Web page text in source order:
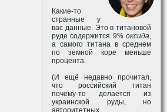
Какие-то
странные у
вас данные. Это в титановой
руде содержится 9% оксида,
а самого титана в среднем
по земной коре меньше
процента.
(И ещё недавно прочитал,
что российский титан
почему-то делается из
украинской руды, но